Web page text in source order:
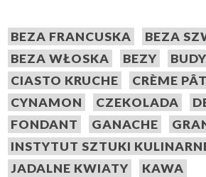
BEZA FRANCUSKA
BEZA
BEZA WŁOSKA
BEZY
CIASTO KRUCHE
CRÈME
CYNAMON
CZEKOLADA
FONDANT
GANACHE
INSTYTUT SZTUKI
JADALNE KWIATY
KAWA